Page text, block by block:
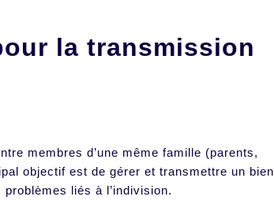
la transmission
membres d’une même famille (parents,
objectif est de gérer et transmettre un bien
liés à l’indivision.